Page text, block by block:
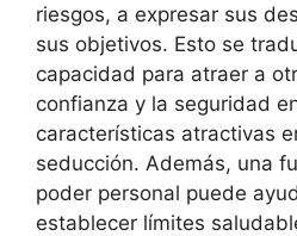
riesgos, a expresar sus
sus objetivos. Esto se
capacidad para atraer a
confianza y la seguridad
características atractivas
seducción. Además, una
poder personal puede
establecer límites